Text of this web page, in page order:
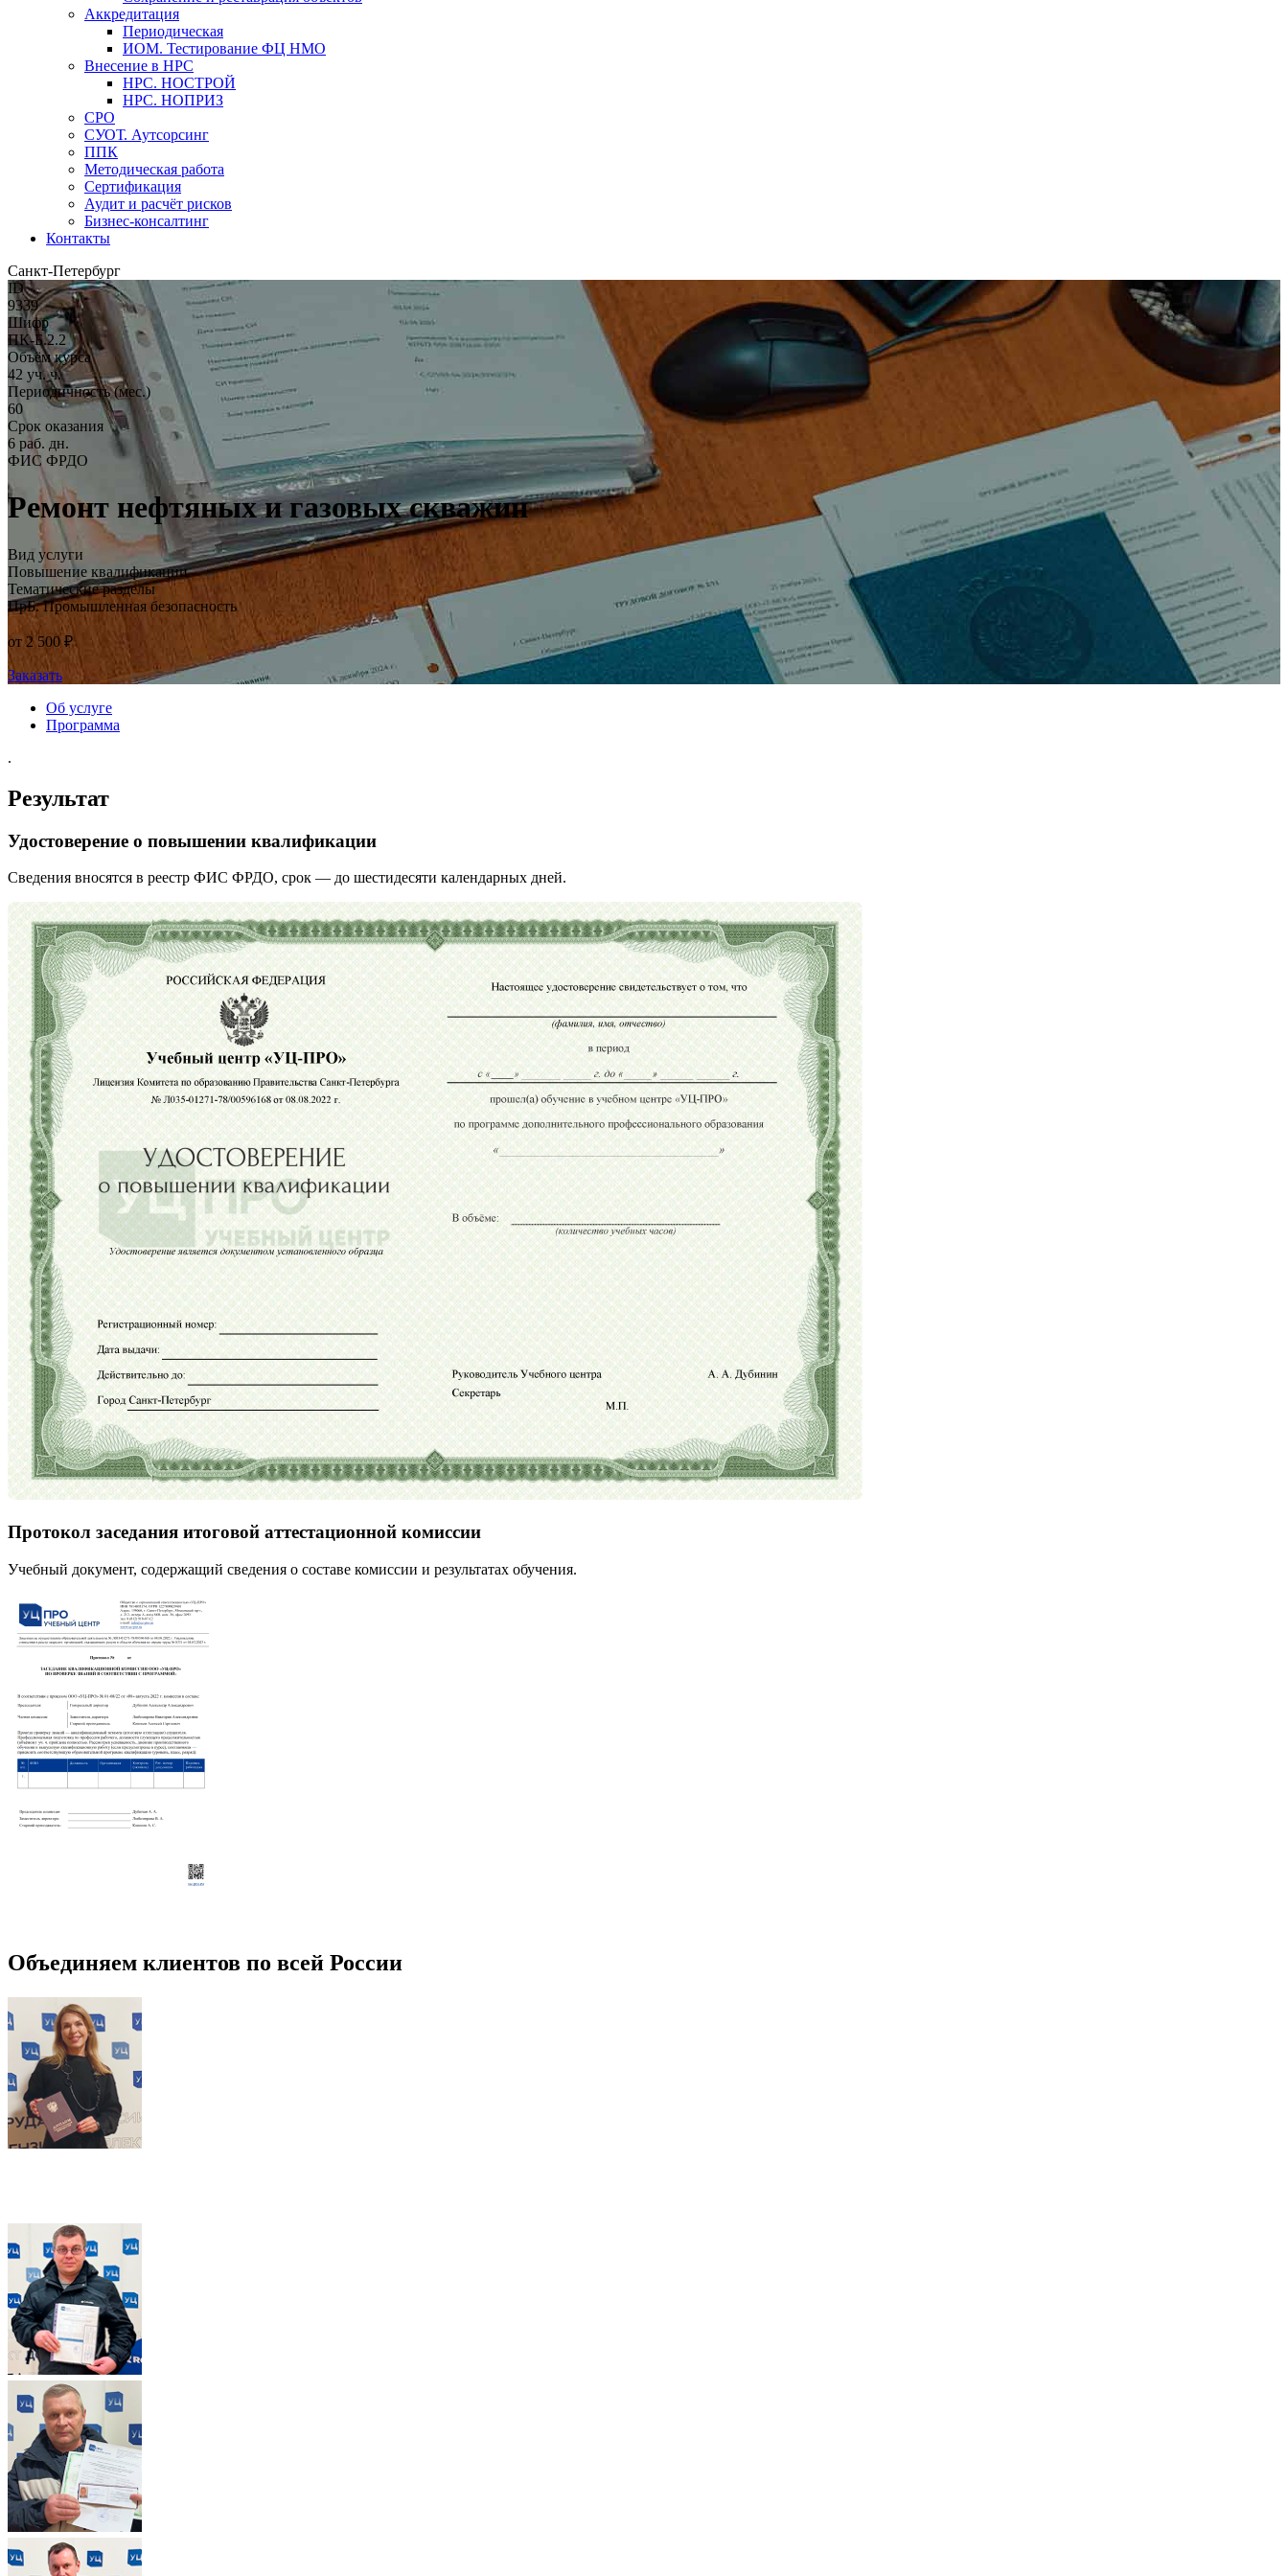
Аккредитация
Периодическая
ИОМ. Тестирование ФЦ НМО
Внесение в НРС
НРС. НОСТРОЙ
НРС. НОПРИЗ
СРО
СУОТ. Аутсорсинг
ППК
Методическая работа
Сертификация
Аудит и расчёт рисков
Бизнес-консалтинг
Контакты
Санкт-Петербург
ID
9339
Шифр
ПК-Б.2.2
Объём курса
42 уч. ч.
Периодичность (мес.)
60
Срок оказания
6 раб. дн.
ФИС ФРДО
Ремонт нефтяных и газовых скважин
Вид услуги
Повышение квалификации
Тематические разделы
ПрБ. Промышленная безопасность
от 2 500 ₽
Заказать
Об услуге
Программа
.
Результат
Удостоверение о повышении квалификации
Сведения вносятся в реестр ФИС ФРДО, срок — до шестидесяти календарных дней.
Протокол заседания итоговой аттестационной комиссии
Учебный документ, содержащий сведения о составе комиссии и результатах обучения.
Объединяем клиентов по всей России